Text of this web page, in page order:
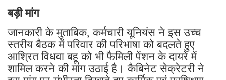
बड़ी मांग
जानकारी के मुताबिक, कर्मचारी यूनियंस ने इस उच्च
स्तरीय बैठक में परिवार की परिभाषा को बदलते हुए
आश्रित विधवा बहू को भी फैमिली पेंशन के दायरे में
शामिल करने की मांग उठाई है। कैबिनेट सेक्रेटरी ने